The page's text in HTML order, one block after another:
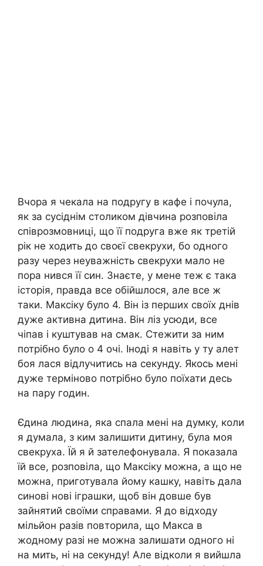
Вчора я чекала на подругу в кафе і почула,
як за сусіднім столиком дівчина розповіла
співрозмовниці, що її подруга вже як третій
рік не ходить до своєї свекрухи, бо одного
разу через неуважність свекрухи мало не
пора нився її син. Знаєте, у мене теж є така
історія, правда все обійшлося, але все ж
таки. Максіку було 4. Він із перших своїх днів
дуже активна дитина. Він ліз усюди, все
чіпав і куштував на смак. Стежити за ним
потрібно було о 4 очі. Іноді я навіть у ту алет
боя лася відлучитись на секунду. Якось мені
дуже терміново потрібно було поїхати десь
на пару годин.
Єдина людина, яка спала мені на думку, коли
я думала, з ким залишити дитину, була моя
свекруха. Їй я й зателефонувала. Я показала
їй все, розповіла, що Максіку можна, а що не
можна, приготувала йому кашку, навіть дала
синові нові іграшки, щоб він довше був
зайнятий своїми справами. Я до відходу
мільйон разів повторила, що Макса в
жодному разі не можна залишати одного ні
на мить, ні на секунду! Але відколи я вийшла